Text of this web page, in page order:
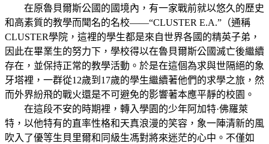
在原魯貝爾斯公國的國境內，有一家戰前就以悠久的歷史
和高素質的教學而聞名的名校——“CLUSTER E.A.”（通稱
CLUSTER學院，這裡的學生都是來自世界各國的精英子弟，
因此在畢業生的努力下，學校得以在魯貝爾斯公國滅亡後繼續
存在，並保持正常的教學活動。於是在這個為求與世隔絕的象
牙塔裡，一群從12歲到17歲的學生繼續著他們的求學之旅，然
而外界紛飛的戰火還是不可避免的影響著本應平靜的校園。
在這段不安的時期裡，轉入學園的少年阿加特·佛羅萊
特，以他特有的直率性格和天真浪漫的笑容，象一陣清新的風
吹入了優等生貝里爾和同級生馮對將來迷茫的心中。不僅如